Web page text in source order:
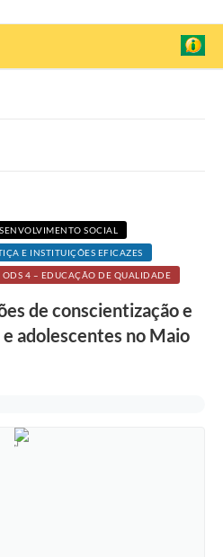
SOCIAL
E INSTITUIÇÕES EFICAZES
ODS 4 – EDUCAÇÃO DE QUALIDADE
de conscientização e
adolescentes no Maio